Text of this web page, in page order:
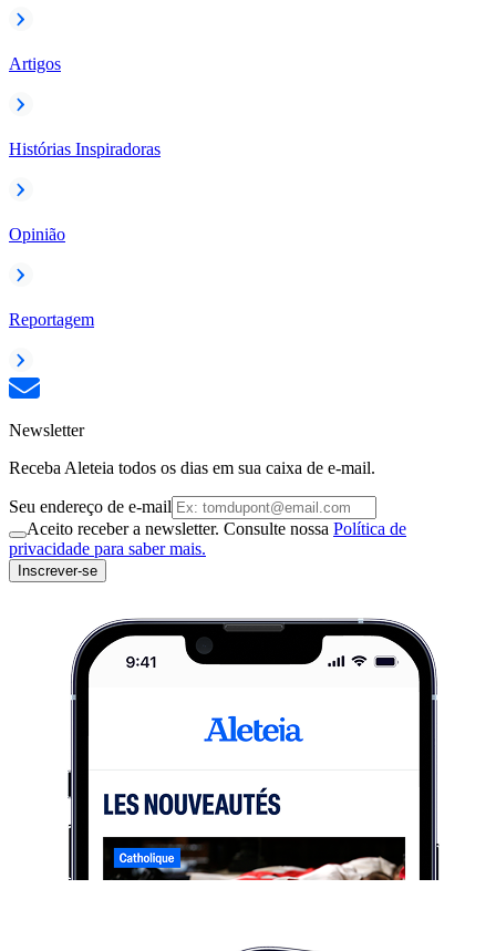
Artigos
Histórias Inspiradoras
Opinião
Reportagem
Newsletter
Receba Aleteia todos os dias em sua caixa de e-mail.
Seu endereço de e-mail
Aceito receber a newsletter. Consulte nossa Política de
privacidade para saber mais.
Inscrever-se